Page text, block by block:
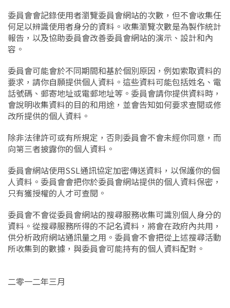
委員會會記錄使用者瀏覽委員會網站的次數，但不會收集任
何足以辨識使用者身分的資料。收集瀏覽次數是為製作統計
報告，以及協助委員會改善委員會網站的演示、設計和內
容。
委員會可能會於不同期間和基於個別原因，例如索取資料的
要求，請你自願提供個人資料。這些資料可能包括姓名、電
話號碼、郵寄地址或電郵地址等。委員會請你提供資料時，
會說明收集資料的目的和用途，並會告知如何要求查閱或修
改所提供的個人資料。
除非法律許可或有所規定，否則委員會不會未經你同意，而
向第三者披露你的個人資料。
委員會網站使用SSL通訊協定加密傳送資料，以保護你的個
人資料。委員會會把你於委員會網站提供的個人資料保密，
只有獲授權的人才可查閱。
委員會不會從委員會網站的搜尋服務收集可識別個人身分的
資料。從搜尋服務所得的不記名資料，將會在政府內共用，
供分析政府網站通訊量之用。委員會不會把從上述搜尋活動
所收集到的數據，與委員會可能持有的個人資料配對。
二零一二年三月